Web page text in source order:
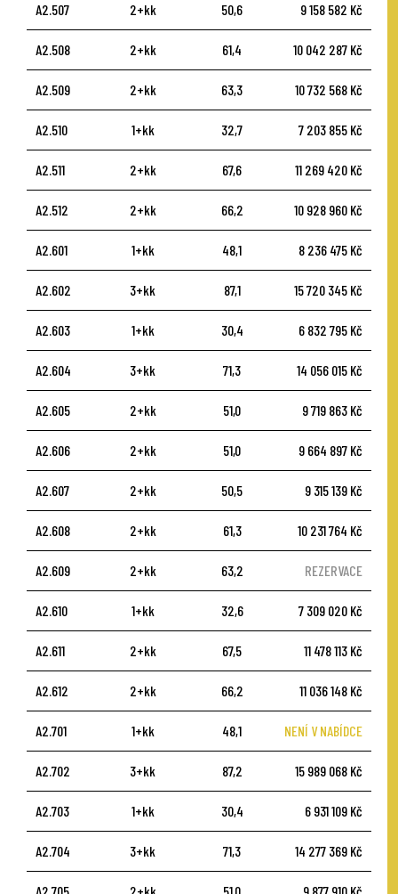
A2.507 2+kk 50,6 9 158 582 Kč
A2.508 2+kk 61,4 10 042 287 Kč
A2.509 2+kk 63,3 10 732 568 Kč
A2.510 1+kk 32,7 7 203 855 Kč
A2.511 2+kk 67,6 11 269 420 Kč
A2.512 2+kk 66,2 10 928 960 Kč
A2.601 1+kk 48,1 8 236 475 Kč
A2.602 3+kk 87,1 15 720 345 Kč
A2.603 1+kk 30,4 6 832 795 Kč
A2.604 3+kk 71,3 14 056 015 Kč
A2.605 2+kk 51,0 9 719 863 Kč
A2.606 2+kk 51,0 9 664 897 Kč
A2.607 2+kk 50,5 9 315 139 Kč
A2.608 2+kk 61,3 10 231 764 Kč
A2.609 2+kk 63,2 REZERVACE
A2.610 1+kk 32,6 7 309 020 Kč
A2.611 2+kk 67,5 11 478 113 Kč
A2.612 2+kk 66,2 11 036 148 Kč
A2.701 1+kk 48,1 NENÍ V NABÍDCE
A2.702 3+kk 87,2 15 989 068 Kč
A2.703 1+kk 30,4 6 931 109 Kč
A2.704 3+kk 71,3 14 277 369 Kč